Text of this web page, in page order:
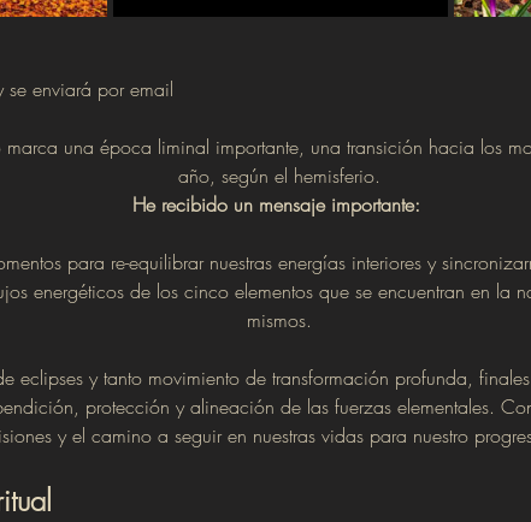
se enviará por email
una época liminal importante, una transición hacia los
año, según el hemisferio.
He recibido un mensaje importante:
para re-equilibrar nuestras energías interiores y
energéticos de los cinco elementos que se encuentran en la
mismos.
eclipses y tanto movimiento de transformación profunda,
protección y alineación de las fuerzas elementales.
y el camino a seguir en nuestras vidas para nuestro